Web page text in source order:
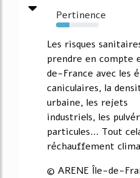
Pertinence
32%
Les risques
prendre en compte
de-France avec les
caniculaires, la
urbaine, les rejets
industriels, les
particules… Tout
réchauffement
© ARENE Île-de-